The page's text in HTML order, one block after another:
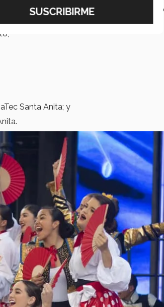
con el programa de Disney. Los
viaje. Ellos fueron:
Santa Anita; y